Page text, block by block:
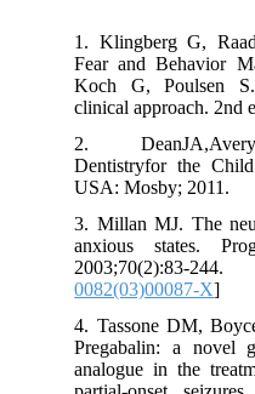
1. Klingberg G,
Fear and Behavior
Koch G, Poulsen
clinical approach.
2.
Dentistryfor the
USA: Mosby; 2011.
3. Millan MJ. The
anxious states.
2003;70(2):83-
0082(03)00087-X
4. Tassone DM,
Pregabalin: a novel
analogue in the